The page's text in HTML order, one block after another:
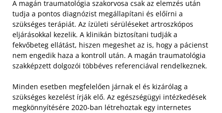
A magán traumatológia szakorvosa csak az elemzés után
tudja a pontos diagnózist megállapítani és előírni a
szükséges terápiát. Az ízületi sérüléseket artroszkópos
eljárásokkal kezelik. A klinikán biztosítani tudják a
fekvőbeteg ellátást, hiszen megeshet az is, hogy a pácienst
nem engedik haza a kontroll után. A magán traumatológia
szakképzett dolgozói többéves referenciával rendelkeznek.
Minden esetben megfelelően járnak el és kizárólag a
szükséges kezelést írják elő. Az egészségügyi intézkedések
megkönnyítésére 2020-ban létrehoztak egy internetes